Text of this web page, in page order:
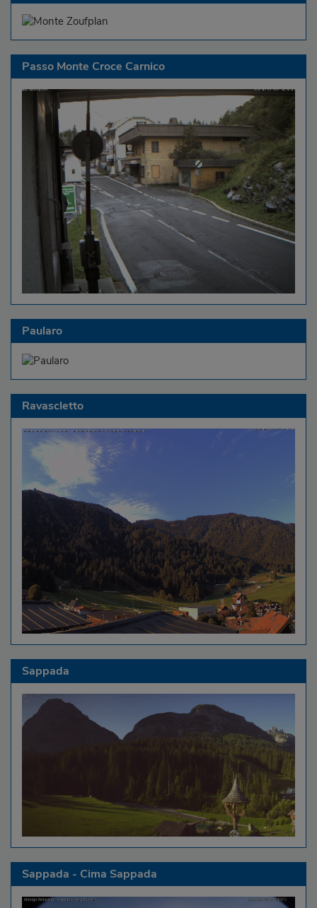
Passo Monte Croce Carnico
Paularo
Ravascletto
Sappada
Sappada - Cima Sappada